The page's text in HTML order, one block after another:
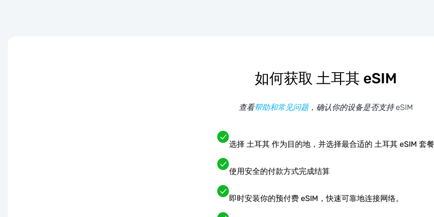
如何获取 土耳其 eSIM
查看帮助和常见问题，确认你的设备是否支持 eSIM
选择 土耳其 作为目的地，并选择最合适的 土耳其 eSIM 套餐
使用安全的付款方式完成结算
即时安装你的预付费 eSIM，快速可靠地连接网络。